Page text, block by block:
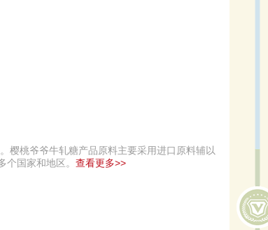
樱桃爷爷牛轧糖产品原料主要采用进口原料辅以
国家和地区。 查看更多>>